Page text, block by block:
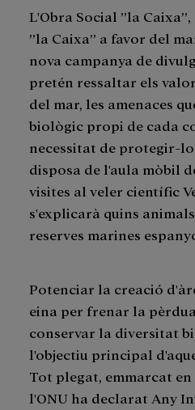
L'Obra Social ”la
”la Caixa” a favor del
nova campanya de
pretén ressaltar els
del mar, les amenaces
biològic propi de cada
necessitat de protegir-
disposa de l'aula mòbil
visites al veler científic
s'explicarà quins
reserves marines
Potenciar la creació
eina per frenar la
conservar la diversitat
l'objectiu principal
Tot plegat, emmarcat en
l'ONU ha declarat Any